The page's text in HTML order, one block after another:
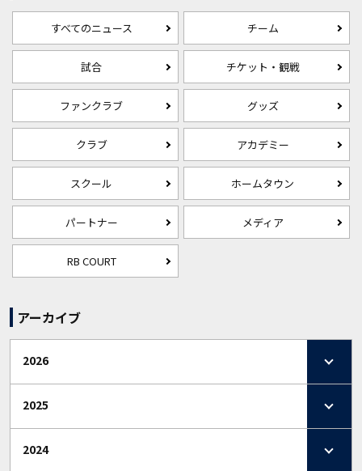
すべてのニュース チーム
試合 チケット・観戦
ファンクラブ グッズ
クラブ アカデミー
スクール ホームタウン
パートナー メディア
RB COURT
アーカイブ
2026
2025
2024